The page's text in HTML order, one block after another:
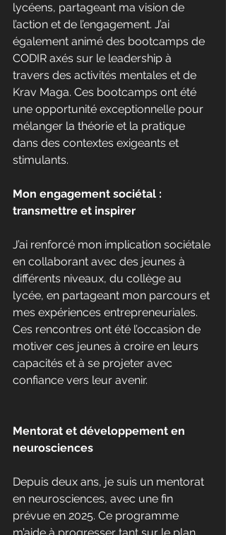
lycéens, partageant ma vision de
l’action et de l’engagement. J’ai
également animé des bootcamps de
CODIR axés sur le leadership à
travers des activités mentales et de
Krav Maga. Ces bootcamps ont été
une opportunité exceptionnelle pour
mélanger la théorie et la pratique
dans des contextes exigeants et
stimulants.
Mon engagement sociétal :
transmettre et inspirer
J’ai renforcé mon implication sociétale
en collaborant avec des jeunes à
différents niveaux, du collège au
lycée, en partageant mon parcours et
mes expériences entrepreneuriales.
Ces rencontres ont été l’occasion de
motiver ces jeunes à croire en leurs
capacités et à se projeter avec
confiance vers leur avenir.
Mentorat et développement en
neurosciences
Depuis deux ans, je suis un mentorat
en neurosciences, avec une fin
prévue en 2025. Ce programme